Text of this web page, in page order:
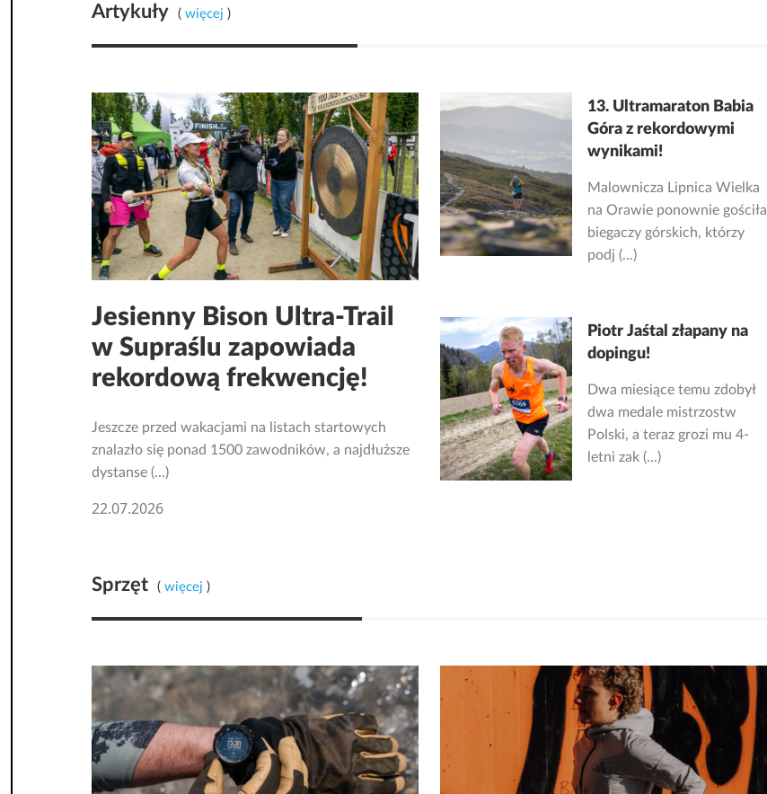
Artykuły ( więcej )
Jesienny Bison Ultra-Trail
w Supraślu zapowiada
rekordową frekwencję!
Jeszcze przed wakacjami na listach startowych
znalazło się ponad 1500 zawodników, a najdłuższe
dystanse (...)
22.07.2026
13. Ultramaraton Babia
Góra z rekordowymi
wynikami!
Malownicza Lipnica Wielka
na Orawie ponownie gościła
biegaczy górskich, którzy
podj (...)
Piotr Jaśtal złapany na
dopingu!
Dwa miesiące temu zdobył
dwa medale mistrzostw
Polski, a teraz grozi mu 4-
letni zak (...)
Sprzęt ( więcej )